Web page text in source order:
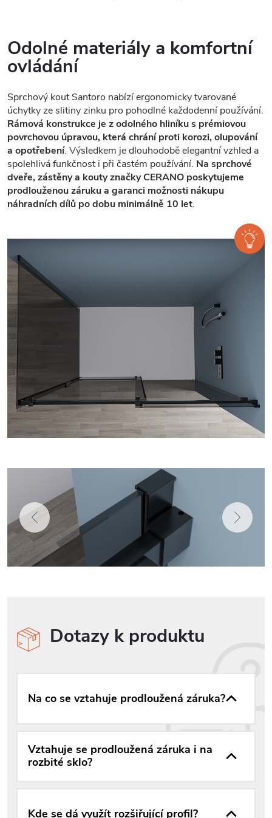
Odolné materiály a komfortní
ovládání
Sprchový kout Santoro nabízí ergonomicky tvarované
úchytky ze slitiny zinku pro pohodlné každodenní používání.
Rámová konstrukce je z odolného hliníku s prémiovou
povrchovou úpravou, která chrání proti korozi, olupování
a opotřebení. Výsledkem je dlouhodobě elegantní vzhled a
spolehlivá funkčnost i při častém používání. Na sprchové
dveře, zástěny a kouty značky CERANO poskytujeme
prodlouženou záruku a garanci možnosti nákupu
náhradních dílů po dobu minimálně 10 let.
Dotazy k produktu
Na co se vztahuje prodloužená záruka?
Vztahuje se prodloužená záruka i na
rozbité sklo?
Kde se dá využít rozšiřující profil?